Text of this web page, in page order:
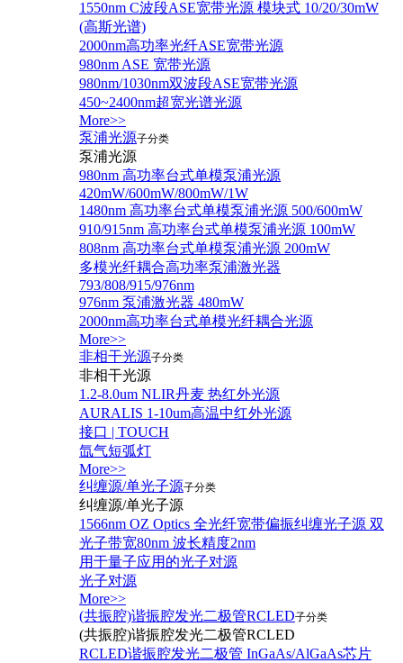
1550nm C波段ASE宽带光源 模块式 10/20/30mW
(高斯光谱)
2000nm高功率光纤ASE宽带光源
980nm ASE 宽带光源
980nm/1030nm双波段ASE宽带光源
450~2400nm超宽光谱光源
More>>
泵浦光源子分类
泵浦光源
980nm 高功率台式单模泵浦光源
420mW/600mW/800mW/1W
1480nm 高功率台式单模泵浦光源 500/600mW
910/915nm 高功率台式单模泵浦光源 100mW
808nm 高功率台式单模泵浦光源 200mW
多模光纤耦合高功率泵浦激光器
793/808/915/976nm
976nm 泵浦激光器 480mW
2000nm高功率台式单模光纤耦合光源
More>>
非相干光源子分类
非相干光源
1.2-8.0um NLIR丹麦 热红外光源
AURALIS 1-10um高温中红外光源
接口 | TOUCH
氙气短弧灯
More>>
纠缠源/单光子源子分类
纠缠源/单光子源
1566nm OZ Optics 全光纤宽带偏振纠缠光子源 双
光子带宽80nm 波长精度2nm
用于量子应用的光子对源
光子对源
More>>
(共振腔)谐振腔发光二极管RCLED子分类
(共振腔)谐振腔发光二极管RCLED
RCLED谐振腔发光二极管 InGaAs/AlGaAs芯片